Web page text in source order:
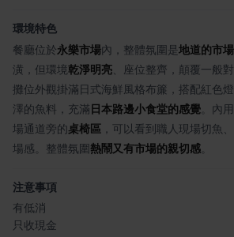
環境特色
餐廳位於永樂市場內，整體氛圍是地道的市
潢，但環境乾淨明亮、座位整齊，顛覆一般
攤位外觀掛滿日式海鮮風格布簾，搭配紅色
澤的魚料，充滿 日本路邊小食堂的感覺 。內
場通道旁的桌椅區 ，可以看到職人現場切魚
場感。整體氛圍熱鬧又有市場的親切感
注意事項
有低消
只收現金